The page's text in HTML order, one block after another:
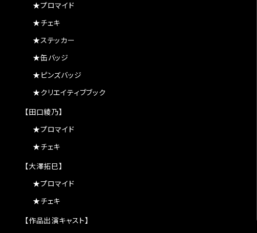
★プロマイド
★チェキ
★ステッカー
★缶バッジ
★ピンズバッジ
★クリエイティブブック
【田口綾乃】
★プロマイド
★チェキ
【大澤拓巳】
★プロマイド
★チェキ
【作品出演キャスト】